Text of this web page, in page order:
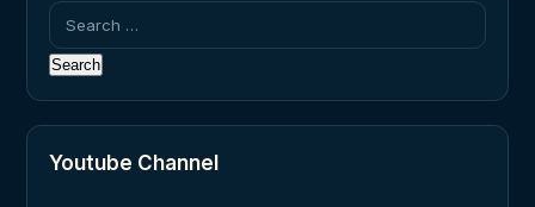
Search
for:
Youtube Channel